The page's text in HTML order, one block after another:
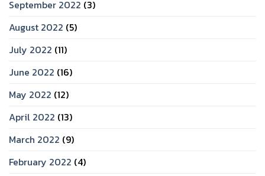
September 2022 (3)
August 2022 (5)
July 2022 (11)
June 2022 (16)
May 2022 (12)
April 2022 (13)
March 2022 (9)
February 2022 (4)